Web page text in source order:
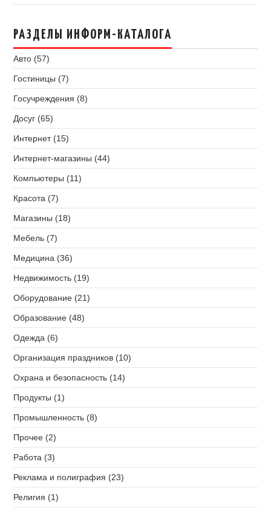
РАЗДЕЛЫ ИНФОРМ-КАТАЛОГА
Авто (57)
Гостиницы (7)
Госучреждения (8)
Досуг (65)
Интернет (15)
Интернет-магазины (44)
Компьютеры (11)
Красота (7)
Магазины (18)
Мебель (7)
Медицина (36)
Недвижимость (19)
Оборудование (21)
Образование (48)
Одежда (6)
Организация праздников (10)
Охрана и безопасность (14)
Продукты (1)
Промышленность (8)
Прочее (2)
Работа (3)
Реклама и полиграфия (23)
Религия (1)